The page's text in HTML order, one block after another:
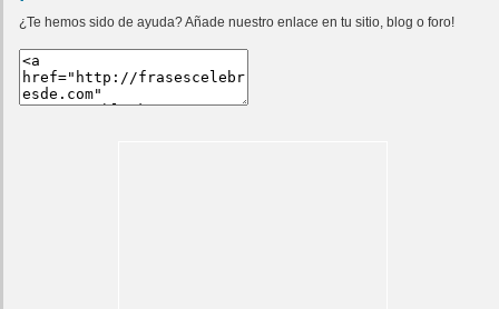
¿Te hemos sido de ayuda? Añade nuestro enlace en tu sitio, blog o foro!